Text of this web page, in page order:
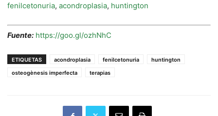
fenilcetonuria, acondroplasia, huntington
Fuente: https://goo.gl/ozhNhC
ETIQUETAS acondroplasia fenilcetonuria
huntington
osteogènesis imperfecta
terapias